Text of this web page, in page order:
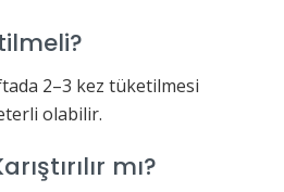
2–3 kez tüketilmesi
olabilir.
mı?